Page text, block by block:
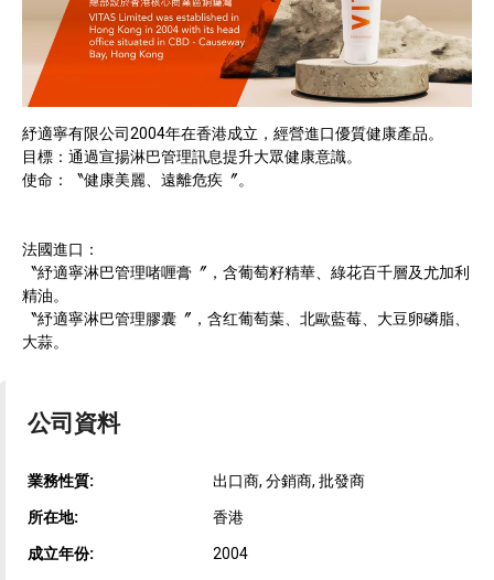
紓適寧有限公司2004年在香港成立，經營進口優質健康產品。
目標：通過宣揚淋巴管理訊息提升大眾健康意識。
使命：〝健康美麗、遠離危疾〞。
法國進口：
〝紓適寧淋巴管理啫喱膏〞，含葡萄籽精華、綠花百千層及尤加利
精油。
〝紓適寧淋巴管理膠囊〞，含红葡萄葉、北歐藍莓、大豆卵磷脂、
大蒜。
公司資料
業務性質: 出口商, 分銷商, 批發商
所在地: 香港
成立年份: 2004